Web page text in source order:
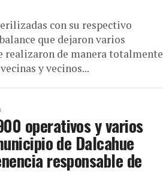
con su respectivo
que dejaron varios
realizaron de manera totalmente
y vecinos...
operativos y varios
de Dalcahue
responsable de